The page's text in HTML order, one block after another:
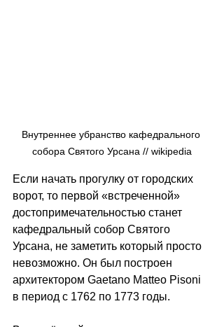
Внутреннее убранство кафедрального
собора Святого Урсана // wikipedia
Если начать прогулку от городских
ворот, то первой «встреченной»
достопримечательностью станет
кафедральный собор Святого
Урсана, не заметить который просто
невозможно. Он был построен
архитектором Gaetano Matteo Pisoni
в период с 1762 по 1773 годы.